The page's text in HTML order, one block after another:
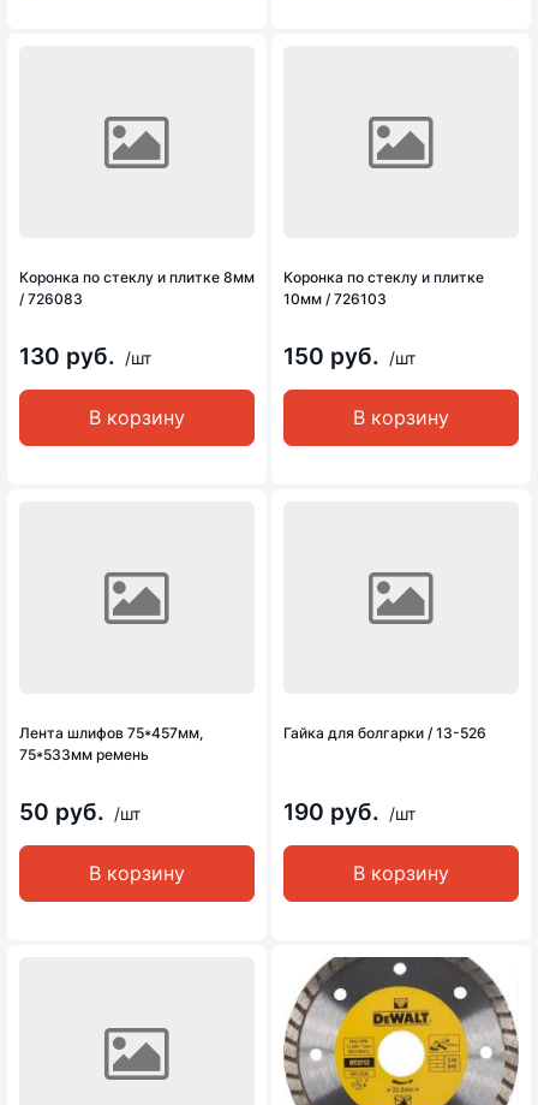
Коронка по стеклу и плитке 8мм
/ 726083
130 руб. /шт
В корзину
Коронка по стеклу и плитке
10мм / 726103
150 руб. /шт
В корзину
Лента шлифов 75*457мм,
75*533мм ремень
50 руб. /шт
В корзину
Гайка для болгарки / 13-526
190 руб. /шт
В корзину